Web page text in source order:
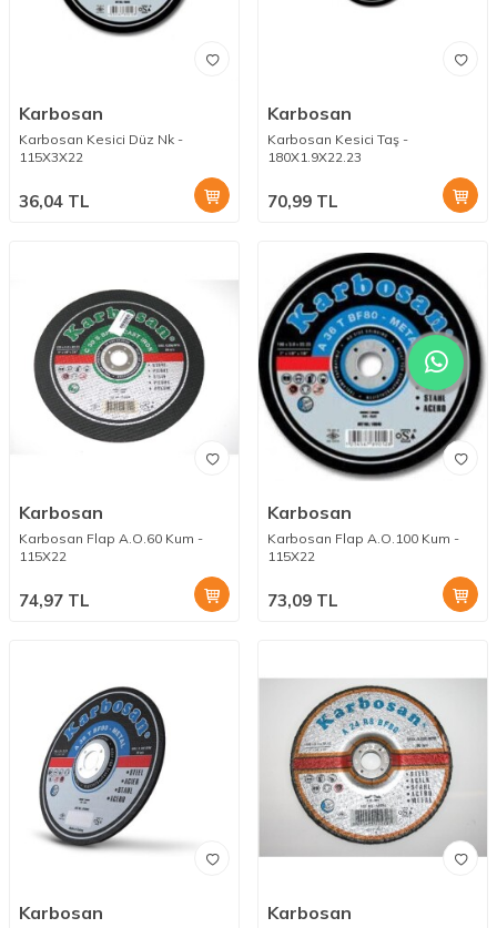
Karbosan
Karbosan Kesici Düz Nk -
115X3X22
36,04 TL
Karbosan
Karbosan Kesici Taş -
180X1.9X22.23
70,99 TL
Karbosan
Karbosan Flap A.O.60 Kum -
115X22
74,97 TL
Karbosan
Karbosan Flap A.O.100 Kum -
115X22
73,09 TL
Karbosan Karbosan